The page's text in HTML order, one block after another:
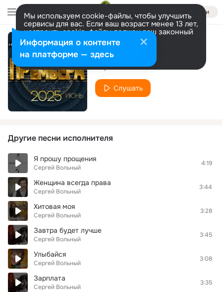
Войти
Мы используем cookie-файлы, чтобы улучшить
сервисы для вас. Если ваш возраст менее 13 лет,
настроить cookie-файлы должен ваш законный
представитель. Больше информации
Разрешить все Настроить
Коля или Оля
Сергей Вольный
Слушать
Другие песни исполнителя
Я прошу прощения
Сергей Вольный
4:19
Женщина всегда права
Сергей Вольный
3:44
Хитовая моя
Сергей Вольный
3:28
Завтра будет лучше
Сергей Вольный
3:45
Улыбайся
Сергей Вольный
3:08
Зарплата
Сергей Вольный
3:35
Информация о контенте
на платформе — здесь